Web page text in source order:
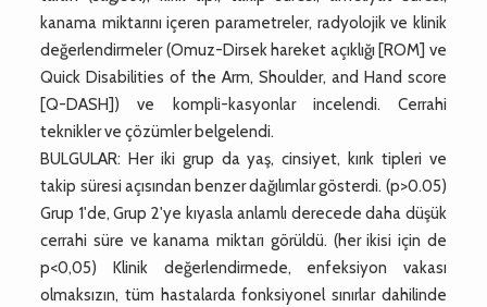
kanama miktarını içeren parametreler, radyolojik ve klinik
değerlendirmeler (Omuz-Dirsek hareket açıklığı [ROM] ve
Quick Disabilities of the Arm, Shoulder, and Hand score
[Q-DASH]) ve kompli-kasyonlar incelendi. Cerrahi
teknikler ve çözümler belgelendi.
BULGULAR: Her iki grup da yaş, cinsiyet, kırık tipleri ve
takip süresi açısından benzer dağılımlar gösterdi. (p>0.05)
Grup 1'de, Grup 2'ye kıyasla anlamlı derecede daha düşük
cerrahi süre ve kanama miktarı görüldü. (her ikisi için de
p<0,05) Klinik değerlendirmede, enfeksiyon vakası
olmaksızın, tüm hastalarda fonksiyonel sınırlar dahilinde